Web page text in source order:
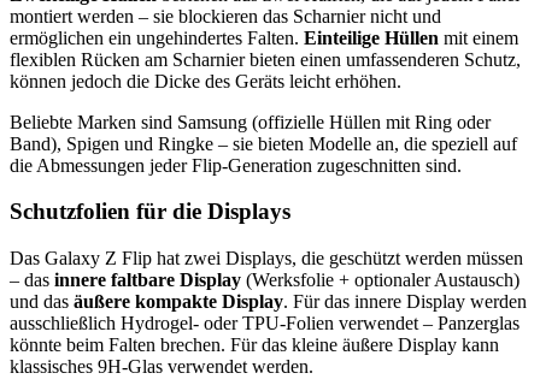
montiert werden – sie blockieren das Scharnier nicht und
ermöglichen ein ungehindertes Falten. Einteilige Hüllen mit einem
flexiblen Rücken am Scharnier bieten einen umfassenderen Schutz,
können jedoch die Dicke des Geräts leicht erhöhen.
Beliebte Marken sind Samsung (offizielle Hüllen mit Ring oder
Band), Spigen und Ringke – sie bieten Modelle an, die speziell auf
die Abmessungen jeder Flip-Generation zugeschnitten sind.
Schutzfolien für die Displays
Das Galaxy Z Flip hat zwei Displays, die geschützt werden müssen
– das innere faltbare Display (Werksfolie + optionaler Austausch)
und das äußere kompakte Display. Für das innere Display werden
ausschließlich Hydrogel- oder TPU-Folien verwendet – Panzerglas
könnte beim Falten brechen. Für das kleine äußere Display kann
klassisches 9H-Glas verwendet werden.